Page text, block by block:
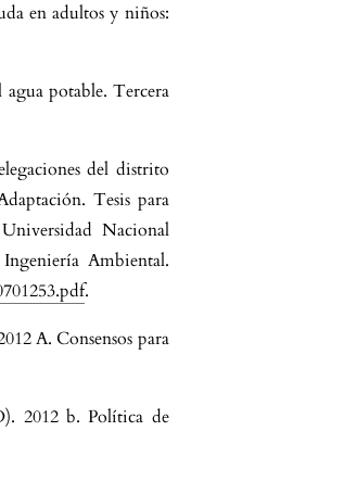
en adultos y niños:
potable. Tercera
del distrito
Tesis para
Nacional
Ambiental.
.
A. Consensos para
2012 b. Política de